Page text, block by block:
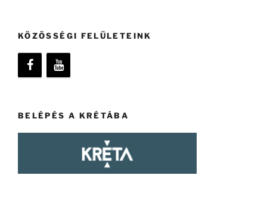
KÖZÖSSÉGI FELÜLETEINK
BELÉPÉS A KRÉTÁBA